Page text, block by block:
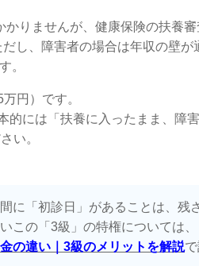
かりませんが、健康保険の扶養
し、障害者の場合は年収の壁が
。
円）です。
的には「扶養に入ったまま、障
い。
に「初診日」があることは、残
この「3級」の特権については、
の違い｜3級のメリットを解説